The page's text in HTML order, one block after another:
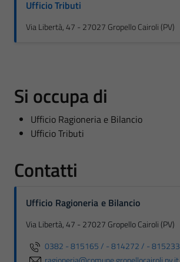
Ufficio Tributi
Via Libertà, 47 - 27027 Gropello Cairoli (PV)
Si occupa di
Ufficio Ragioneria e Bilancio
Ufficio Tributi
Contatti
Ufficio Ragioneria e Bilancio
Via Libertà, 47 - 27027 Gropello Cairoli (PV)
0382 - 815165 / - 814272 / - 815233